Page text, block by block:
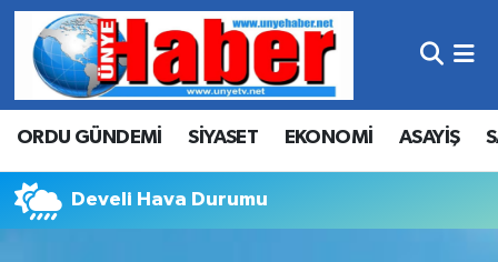
ORDU GÜNDEMİ SİYASET EKONOMİ ASAYİŞ
Develi Hava Durumu
Hava Durumu
Trafik Durumu
Süper Lig Puan Durumu ve Fikstür